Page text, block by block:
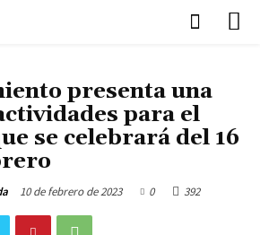
presenta una
para el
se celebrará del 16
10 de febrero de 2023 0 392